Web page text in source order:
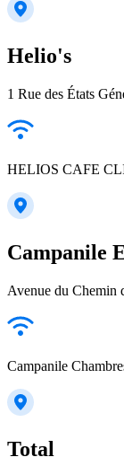
Helio's
1 Rue des États
HELIOS CAFE
Campanile
Avenue du Chemin
Campanile
Total